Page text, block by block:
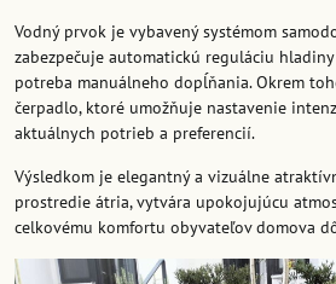
Vodný prvok je vybavený systémom
zabezpečuje automatickú reguláciu
potreba manuálneho dopĺňania. Okrem
čerpadlo, ktoré umožňuje nastavenie
aktuálnych potrieb a preferencií.
Výsledkom je elegantný a vizuálne
prostredie átria, vytvára upokojujúcu
celkovému komfortu obyvateľov domova